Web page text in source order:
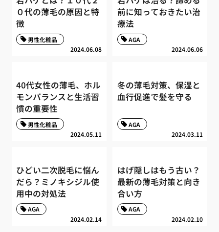
０代の薄毛の原因と特
徴
2024.06.08
男性化粧品
前に知っておきたい治
療法
2024.06.06
AGA
40代女性の薄毛、ホル
モンバランスと生活習
慣の重要性
2024.05.11
男性化粧品
冬の薄毛対策、保湿と
血行促進で髪を守る
2024.03.11
AGA
ひどい二次脱毛に悩ん
だら？ミノキシジル使
用中の対処法
2024.02.14
AGA
はげ隠しはもう古い？
最新の薄毛対策と向き
合い方
2024.02.10
AGA